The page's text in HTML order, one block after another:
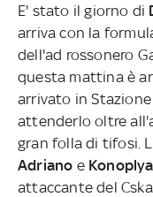
E' stato il giorno di
arriva con la
dell'ad rossonero
questa mattina è
arrivato in Stazione
attenderlo oltre
gran folla di tifosi.
Adriano e
attaccante del